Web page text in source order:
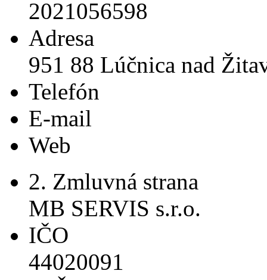
2021056598
Adresa
951 88 Lúčnica nad
Telefón
E-mail
Web
2. Zmluvná strana
MB SERVIS s.r.o.
IČO
44020091